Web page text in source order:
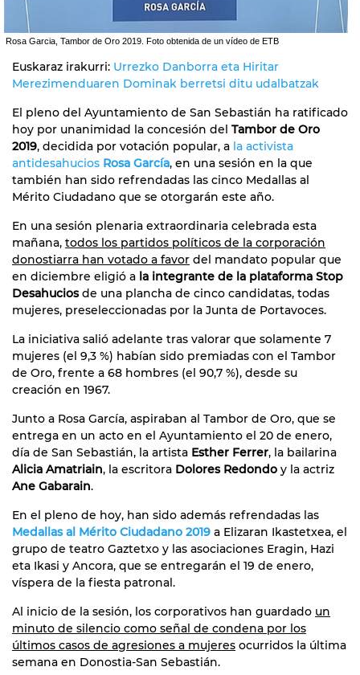
Rosa Garcia, Tambor de Oro 2019. Foto obtenida de un vídeo de ETB
Euskaraz irakurri: Urrezko Danborra eta Hiritar
Merezimenduaren Dominak berretsi ditu udalbatzak
El pleno del Ayuntamiento de San Sebastián ha ratificado
hoy por unanimidad la concesión del Tambor de Oro
2019, decidida por votación popular, a la activista
antidesahucios Rosa García, en una sesión en la que
también han sido refrendadas las cinco Medallas al
Mérito Ciudadano que se otorgarán este año.
En una sesión plenaria extraordinaria celebrada esta
mañana, todos los partidos políticos de la corporación
donostiarra han votado a favor del mandato popular que
en diciembre eligió a la integrante de la plataforma Stop
Desahuciosde una plancha de cinco candidatas, todas
mujeres, preseleccionadas por la Junta de Portavoces.
La iniciativa salió adelante tras valorar que solamente 7
mujeres (el 9,3 %) habían sido premiadas con el Tambor
de Oro, frente a 68 hombres (el 90,7 %), desde su
creación en 1967.
Junto a Rosa García, aspiraban al Tambor de Oro, que se
entrega en un acto en el Ayuntamiento el 20 de enero,
día de San Sebastián, la artista Esther Ferrer, la bailarina
Alicia Amatriain, la escritora Dolores Redondo y la actriz
Ane Gabarain.
En el pleno de hoy, han sido además refrendadas las
Medallas al Mérito Ciudadano 2019 a Elizaran Ikastetxea, el
grupo de teatro Gaztetxo y las asociaciones Eragin, Hazi
eta Ikasi y Ancora, que se entregarán el 19 de enero,
víspera de la fiesta patronal.
Al inicio de la sesión, los corporativos han guardado un
minuto de silencio como señal de condena por los
últimos casos de agresiones a mujeres ocurridos la última
semana en Donostia-San Sebastián.